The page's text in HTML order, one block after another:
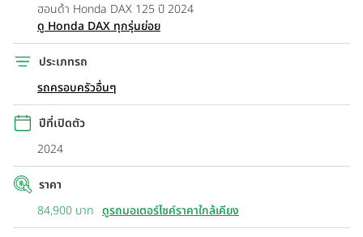
ฮอนด้า Honda DAX 125 ปี 2024
ดู Honda DAX ทุกรุ่นย่อย
ประเภทรถ
รถครอบครัวอื่นๆ
ปีที่เปิดตัว
2024
ราคา
84,900 บาท ดูรถมอเตอร์ไซค์ราคาใกล้เคียง